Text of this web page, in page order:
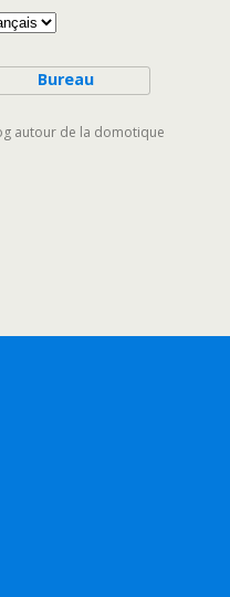
Bureau
autour de la domotique